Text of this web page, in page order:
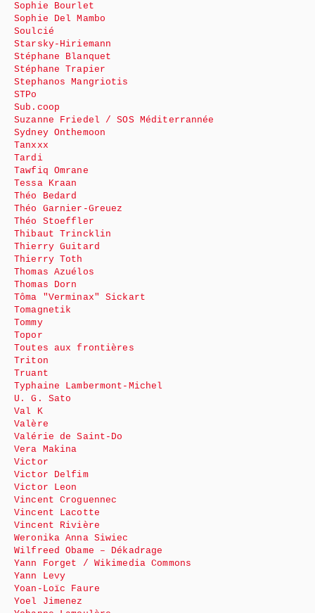
Sophie Bourlet
Sophie Del Mambo
Soulcié
Starsky-Hiriemann
Stéphane Blanquet
Stéphane Trapier
Stephanos Mangriotis
STPo
Sub.coop
Suzanne Friedel / SOS Méditerrannée
Sydney Onthemoon
Tanxxx
Tardi
Tawfiq Omrane
Tessa Kraan
Théo Bedard
Théo Garnier-Greuez
Théo Stoeffler
Thibaut Trincklin
Thierry Guitard
Thierry Toth
Thomas Azuélos
Thomas Dorn
Tôma "Verminax" Sickart
Tomagnetik
Tommy
Topor
Toutes aux frontières
Triton
Truant
Typhaine Lambermont-Michel
U. G. Sato
Val K
Valère
Valérie de Saint-Do
Vera Makina
Victor
Victor Delfim
Victor Leon
Vincent Croguennec
Vincent Lacotte
Vincent Rivière
Weronika Anna Siwiec
Wilfreed Obame – Dékadrage
Yann Forget / Wikimedia Commons
Yann Levy
Yoan-Loïc Faure
Yoel Jimenez